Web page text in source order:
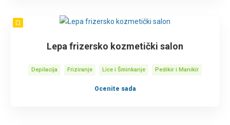
Lepa frizersko kozmetički salon
Depilacija Friziranje Lice i Šminkanje Pedikir i Manikir
Ocenite sada